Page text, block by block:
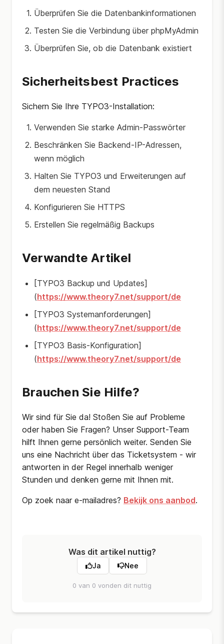
Überprüfen Sie die Datenbankinformationen
Testen Sie die Verbindung über phpMyAdmin
Überprüfen Sie, ob die Datenbank existiert
Sicherheitsbest Practices
Sichern Sie Ihre TYPO3-Installation:
Verwenden Sie starke Admin-Passwörter
Beschränken Sie Backend-IP-Adressen,
wenn möglich
Halten Sie TYPO3 und Erweiterungen auf
dem neuesten Stand
Konfigurieren Sie HTTPS
Erstellen Sie regelmäßig Backups
Verwandte Artikel
[TYPO3 Backup und Updates]
(https://www.theory7.net/support/de
[TYPO3 Systemanforderungen]
(https://www.theory7.net/support/de
[TYPO3 Basis-Konfiguration]
(https://www.theory7.net/support/de
Brauchen Sie Hilfe?
Wir sind für Sie da! Stoßen Sie auf Probleme
oder haben Sie Fragen? Unser Support-Team
hilft Ihnen gerne persönlich weiter. Senden Sie
uns eine Nachricht über das Ticketsystem - wir
antworten in der Regel innerhalb weniger
Stunden und denken gerne mit Ihnen mit.
Op zoek naar e-mailadres? Bekijk ons aanbod.
Was dit artikel nuttig?
Ja Nee
0 van 0 vonden dit nuttig